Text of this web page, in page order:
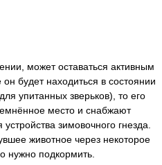
может оставаться активным
будет находиться в состоянии
упитанных зверьков), то его
место и снабжают
зимовочного гнезда.
животное через некоторое
нужно подкормить.